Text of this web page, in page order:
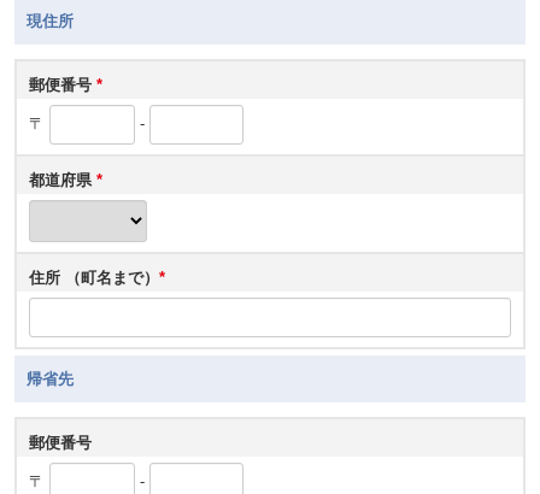
現住所
郵便番号 *
〒 -
都道府県 *
住所 （町名まで） *
帰省先
郵便番号
〒 -